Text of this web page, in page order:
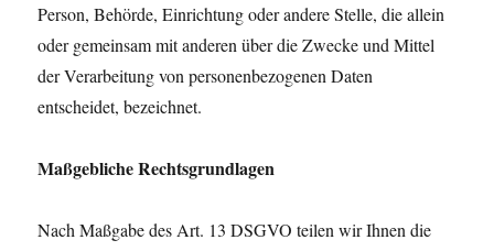
Person, Behörde, Einrichtung oder andere Stelle, die allein
oder gemeinsam mit anderen über die Zwecke und Mittel
der Verarbeitung von personenbezogenen Daten
entscheidet, bezeichnet.
Maßgebliche Rechtsgrundlagen
Nach Maßgabe des Art. 13 DSGVO teilen wir Ihnen die